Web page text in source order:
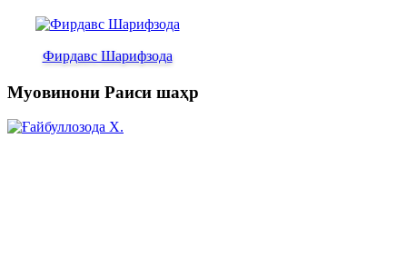
Фирдавс Шарифзода
Муовинони Раиси шаҳр